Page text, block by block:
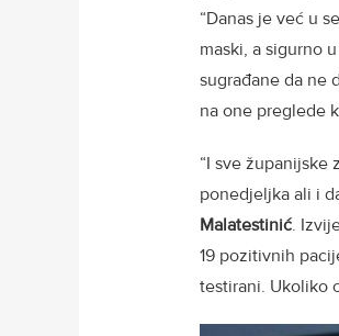
“Danas je već u
maski, a sigurno
sugrađane da ne
na one preglede
“I sve županijske
ponedjeljka ali i
Malatestinić.
19 pozitivnih
testirani. Ukoliko